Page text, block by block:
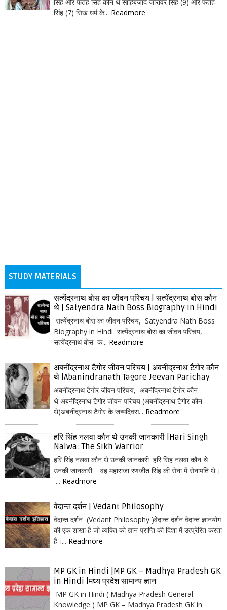
सिंह (7) सिख धर्म के... Readmore
STUDY MATERIALS
सत्येंद्रनाथ बोस का जीवन परिचय | सत्येंद्रनाथ बोस कौन
थे | Satyendra Nath Boss Biography in Hindi
सत्येंद्रनाथ बोस का जीवन परिचय, Satyendra Nath Boss
Biography in Hindi सत्येंद्रनाथ बोस का जीवन परिचय,
सत्येंद्रनाथ बोस क... Readmore
अबनींद्रनाथ टैगोर जीवन परिचय | अबनींद्रनाथ टैगोर कौन
थे |Abanindranath Tagore Jeevan Parichay
अबनींद्रनाथ टैगोर जीवन परिचय, अबनींद्रनाथ टैगोर कौन
थे अबनींद्रनाथ टैगोर जीवन परिचय (अबनींद्रनाथ टैगोर कौन
थे)अबनींद्रनाथ टैगोर के जन्मदिवस... Readmore
हरि सिंह नलवा कौन थे उनकी जानकारी |Hari Singh
Nalwa: The Sikh Warrior
हरि सिंह नलवा कौन थे उनकी जानकारी हरि सिंह नलवा कौन थे
उनकी जानकारी वह महाराजा रणजीत सिंह की सेना में सेनापति थे।
... Readmore
वेदान्त दर्शन | Vedant Philosophy
वेदान्त दर्शन (Vedant Philosophy )वेदान्त दर्शन वेदान्त ज्ञानयोग
की एक शाखा है जो व्यक्ति को ज्ञान प्राप्ति की दिशा में उत्प्रेरित करता
है।... Readmore
MP GK in Hindi |MP GK – Madhya Pradesh GK
in Hindi |मध्य प्रदेश सामान्य ज्ञान
MP GK in Hindi ( Madhya Pradesh General
Knowledge ) MP GK – Madhya Pradesh GK in